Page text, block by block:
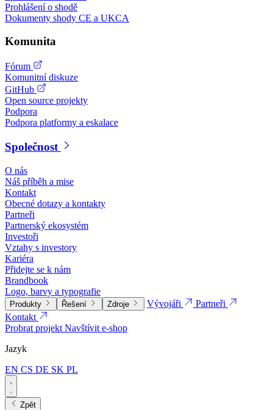
Prohlášení o shodě
Dokumenty shody CE a UKCA
Komunita
Fórum
Komunitní diskuze
GitHub
Open source projekty
Podpora
Podpora platformy a eskalace
Společnost
O nás
Náš příběh a mise
Kontakt
Obecné dotazy a kontakty
Partneři
Partnerský ekosystém
Investoři
Vztahy s investory
Kariéra
Přidejte se k nám
Brandbook
Logo, barvy a typografie
Produkty Řešení Zdroje Vývojáři
Partneři
Kontakt
Probrat projektNavštívit e-shop
Jazyk
EN CS DE SK PL
Zpět